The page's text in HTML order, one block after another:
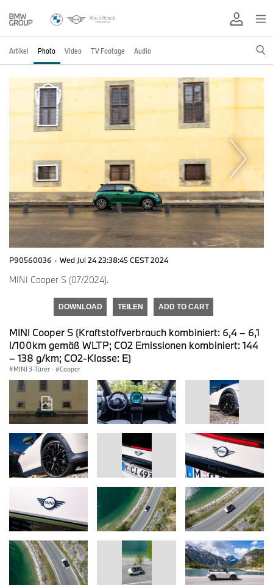
Artikel Photo Video TV Footage Audio
P90560036 · Wed Jul 24 23:38:45 CEST 2024
MINI Cooper S (07/2024).
DOWNLOAD TEILEN ADD TO CART
MINI Cooper S (Kraftstoffverbrauch kombiniert: 6,4 – 6,1
l/100km gemäß WLTP; CO2 Emissionen kombiniert: 144
– 138 g/km; CO2-Klasse: E)
MINI 3-Türer · Cooper